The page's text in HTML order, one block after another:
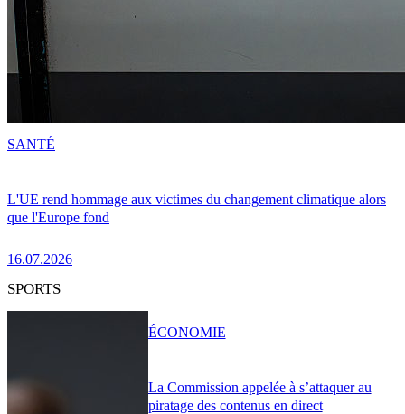
L'UE rend hommage aux victimes du changement climatique alors
que l'Europe fond
16.07.2026
SANTÉ
SPORTS
La Commission appelée à s’attaquer au
piratage des contenus en direct
ÉCONOMIE